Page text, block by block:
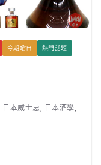
今期嚐日 熱門話題
日本威士忌, 日本酒學,